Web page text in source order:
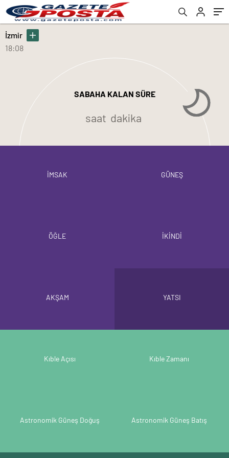
İzmir
18:08
SABAHA KALAN SÜRE
saat dakika
İMSAK GÜNEŞ
ÖĞLE İKİNDİ
AKŞAM YATSI
Kıble Açısı Kıble Zamanı
Astronomik Güneş Doğuş Astronomik Güneş Batış